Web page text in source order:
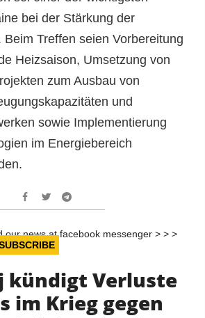
bei der Stärkung der
Beim Treffen seien Vorbereitung
Heizsaison, Umsetzung von
zum Ausbau von
und
sowie Implementierung
im Energiebereich
our news at facebook messenger > > >
kündigt Verluste
im Krieg gegen